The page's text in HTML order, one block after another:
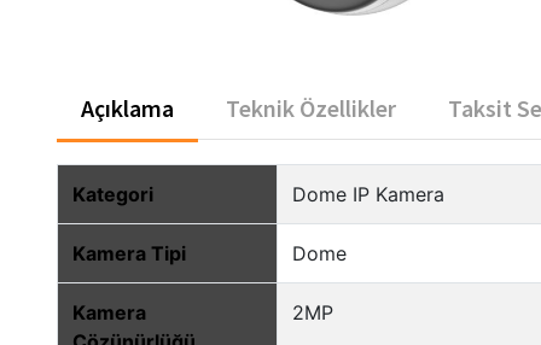
Açıklama Teknik Özellikler Taksit